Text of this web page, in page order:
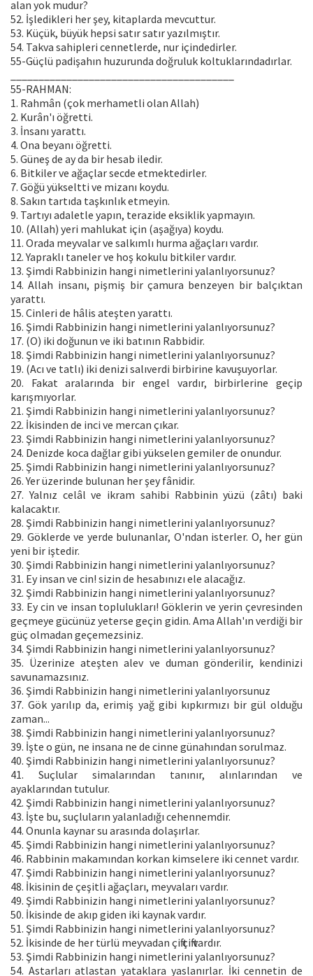
alan yok mudur?
52. İşledikleri her şey, kitaplarda mevcuttur.
53. Küçük, büyük hepsi satır satır yazılmıştır.
54. Takva sahipleri cennetlerde, nur içindedirler.
55-Güçlü padişahın huzurunda doğruluk koltuklarındadırlar.
55-RAHMAN:
1. Rahmân (çok merhametli olan Allah)
2. Kurân'ı öğretti.
3. İnsanı yarattı.
4. Ona beyanı öğretti.
5. Güneş de ay da bir hesab iledir.
6. Bitkiler ve ağaçlar secde etmektedirler.
7. Göğü yükseltti ve mizanı koydu.
8. Sakın tartıda taşkınlık etmeyin.
9. Tartıyı adaletle yapın, terazide eksiklik yapmayın.
10. (Allah) yeri mahlukat için (aşağıya) koydu.
11. Orada meyvalar ve salkımlı hurma ağaçları vardır.
12. Yapraklı taneler ve hoş kokulu bitkiler vardır.
13. Şimdi Rabbinizin hangi nimetlerini yalanlıyorsunuz?
14. Allah insanı, pişmiş bir çamura benzeyen bir balçıktan
yarattı.
15. Cinleri de hâlis ateşten yarattı.
16. Şimdi Rabbinizin hangi nimetlerini yalanlıyorsunuz?
17. (O) iki doğunun ve iki batının Rabbidir.
18. Şimdi Rabbinizin hangi nimetlerini yalanlıyorsunuz?
19. (Acı ve tatlı) iki denizi salıverdi birbirine kavuşuyorlar.
20. Fakat aralarında bir engel vardır, birbirlerine geçip
karışmıyorlar.
21. Şimdi Rabbinizin hangi nimetlerini yalanlıyorsunuz?
22. İkisinden de inci ve mercan çıkar.
23. Şimdi Rabbinizin hangi nimetlerini yalanlıyorsunuz?
24. Denizde koca dağlar gibi yükselen gemiler de onundur.
25. Şimdi Rabbinizin hangi nimetlerini yalanlıyorsunuz?
26. Yer üzerinde bulunan her şey fânidir.
27. Yalnız celâl ve ikram sahibi Rabbinin yüzü (zâtı) baki
kalacaktır.
28. Şimdi Rabbinizin hangi nimetlerini yalanlıyorsunuz?
29. Göklerde ve yerde bulunanlar, O'ndan isterler. O, her gün
yeni bir iştedir.
30. Şimdi Rabbinizin hangi nimetlerini yalanlıyorsunuz?
31. Ey insan ve cin! sizin de hesabınızı ele alacağız.
32. Şimdi Rabbinizin hangi nimetlerini yalanlıyorsunuz?
33. Ey cin ve insan toplulukları! Göklerin ve yerin çevresinden
geçmeye gücünüz yeterse geçin gidin. Ama Allah'ın verdiği bir
güç olmadan geçemezsiniz.
34. Şimdi Rabbinizin hangi nimetlerini yalanlıyorsunuz?
35. Üzerinize ateşten alev ve duman gönderilir, kendinizi
savunamazsınız.
36. Şimdi Rabbinizin hangi nimetlerini yalanlıyorsunuz
37. Gök yarılıp da, erimiş yağ gibi kıpkırmızı bir gül olduğu
zaman...
38. Şimdi Rabbinizin hangi nimetlerini yalanlıyorsunuz?
39. İşte o gün, ne insana ne de cinne günahından sorulmaz.
40. Şimdi Rabbinizin hangi nimetlerini yalanlıyorsunuz?
41. Suçlular simalarından tanınır, alınlarından ve
ayaklarından tutulur.
42. Şimdi Rabbinizin hangi nimetlerini yalanlıyorsunuz?
43. İşte bu, suçluların yalanladığı cehennemdir.
44. Onunla kaynar su arasında dolaşırlar.
45. Şimdi Rabbinizin hangi nimetlerini yalanlıyorsunuz?
46. Rabbinin makamından korkan kimselere iki cennet vardır.
47. Şimdi Rabbinizin hangi nimetlerini yalanlıyorsunuz?
48. İkisinin de çeşitli ağaçları, meyvaları vardır.
49. Şimdi Rabbinizin hangi nimetlerini yalanlıyorsunuz?
50. İkisinde de akıp giden iki kaynak vardır.
51. Şimdi Rabbinizin hangi nimetlerini yalanlıyorsunuz?
52. İkisinde de her türlü meyvadan çift çift vardır.
53. Şimdi Rabbinizin hangi nimetlerini yalanlıyorsunuz?
54. Astarları atlastan yataklara yaslanırlar. İki cennetin de